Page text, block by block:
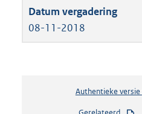
08-11-2018
Authentieke versie